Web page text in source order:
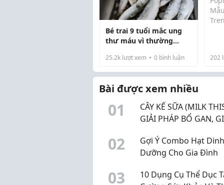
Bé trai 9 tuổi mắc ung
thư máu vì thường
nhắc: 3 loại cá độc nên
tránh xa
25.2k lượt xem 0 bình luận 202
Bài được xem nhiều
01
CÂY KẾ SỮA (MILK
GIẢI PHÁP BỔ GAN,
02
Gợi Ý Combo Hạt Dinh
Dưỡng Cho Gia Đình
03
10 Dụng Cụ Thể Dục